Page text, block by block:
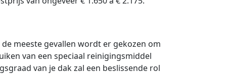
meeste gevallen wordt er gekozen om
van een speciaal reinigingsmiddel
van je dak zal een beslissende rol